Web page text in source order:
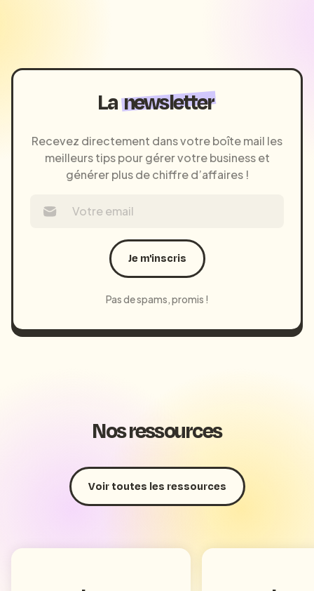
Lanewsletter
Recevez directement dans votre boîte mail les
meilleurs tips pour gérer votre business et
générer plus de chiffre d’affaires !
Je m'inscris
Pas de spams, promis !
Nos ressources
Voir toutes les ressources